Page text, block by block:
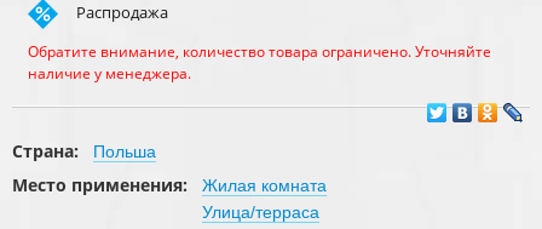
Распродажа
Обратите внимание, количество товара ограничено. Уточняйте
наличие у менеджера.
Страна: Польша
Место применения:
Жилая комната
Улица/терраса